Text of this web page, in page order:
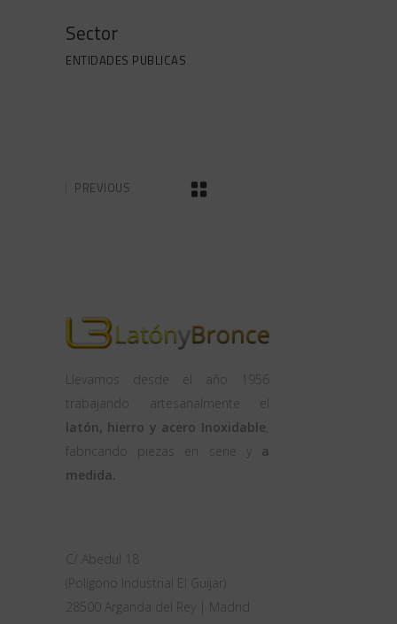
Sector
ENTIDADES PUBLICAS
PREVIOUS
Llevamos desde el año 1956
trabajando artesanalmente el
latón, hierro y acero Inoxidable,
fabricando piezas en serie y a
medida.
C/ Abedul 18
(Polígono Industrial El Guijar)
28500 Arganda del Rey | Madrid